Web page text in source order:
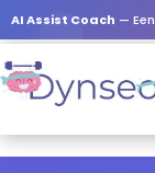
AI Assist Coach — Een